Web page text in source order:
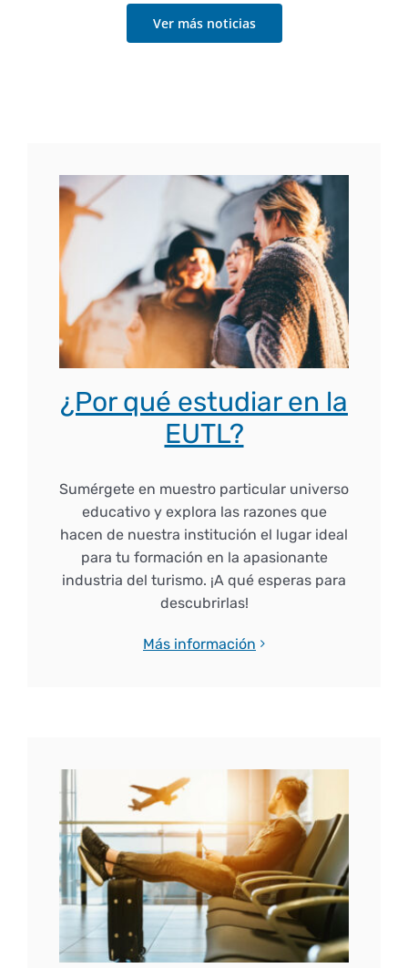
Ver más noticias
¿Por qué estudiar en la
EUTL?
Sumérgete en muestro particular universo
educativo y explora las razones que
hacen de nuestra institución el lugar ideal
para tu formación en la apasionante
industria del turismo. ¡A qué esperas para
descubrirlas!
Más información